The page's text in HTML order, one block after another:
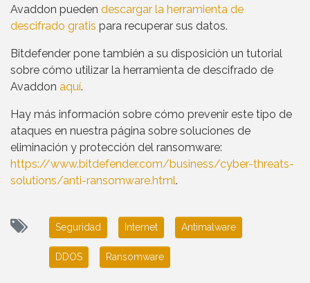
Avaddon pueden descargar la herramienta de
descifrado gratis para recuperar sus datos.
Bitdefender pone también a su disposición un tutorial
sobre cómo utilizar la herramienta de descifrado de
Avaddon aquí.
Hay más información sobre cómo prevenir este tipo de
ataques en nuestra página sobre soluciones de
eliminación y protección del ransomware:
https://www.bitdefender.com/business/cyber-threats-
solutions/anti-ransomware.html.
Seguridad Internet Antimalware
DDOS Ransomware